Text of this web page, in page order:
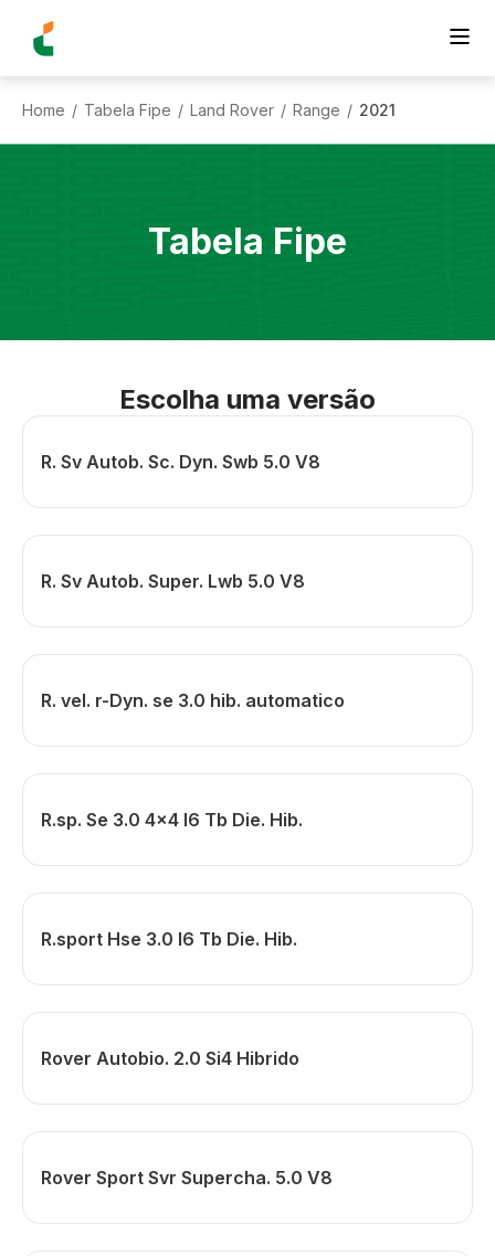
Home / Tabela Fipe / Land Rover / Range / 2021
Tabela Fipe
Escolha uma versão
R. Sv Autob. Sc. Dyn. Swb 5.0 V8
R. Sv Autob. Super. Lwb 5.0 V8
R. vel. r-Dyn. se 3.0 hib. automatico
R.sp. Se 3.0 4x4 I6 Tb Die. Hib.
R.sport Hse 3.0 I6 Tb Die. Hib.
Rover Autobio. 2.0 Si4 Hibrido
Rover Sport Svr Supercha. 5.0 V8